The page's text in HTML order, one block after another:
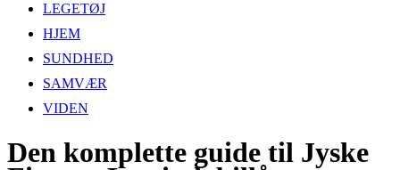
LEGETØJ
HJEM
SUNDHED
SAMVÆR
VIDEN
Den komplette guide til Jyske